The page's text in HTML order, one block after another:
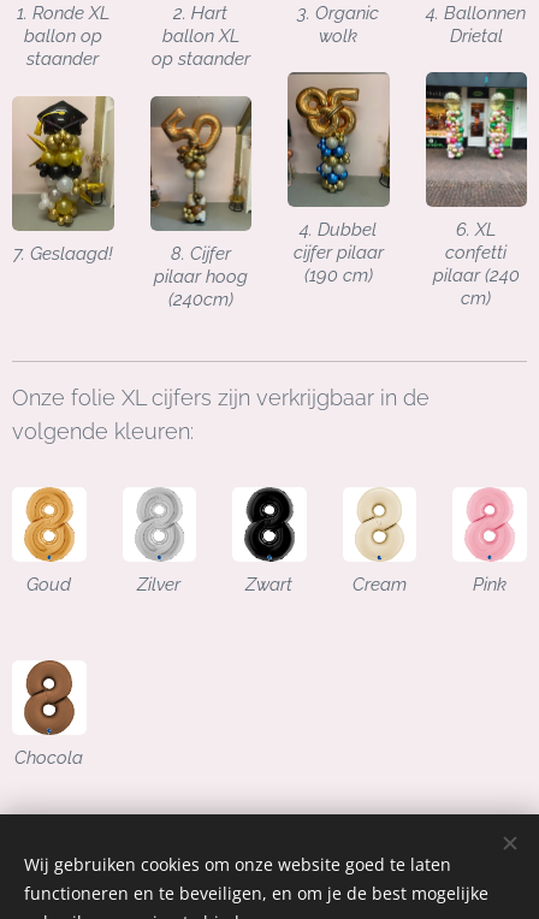
1. Ronde XL
ballon op
staander
2. Hart
ballon XL
op staander
3. Organic
wolk
4. Ballonnen
Drietal
4. Dubbel
cijfer pilaar
(190 cm)
6. XL
confetti
pilaar (240
cm)
7. Geslaagd!
8. Cijfer
pilaar hoog
(240cm)
Onze folie XL cijfers zijn verkrijgbaar in de
volgende kleuren:
Goud Zilver Zwart Cream Pink
Chocola
06 51559029
Wij gebruiken cookies om onze website goed te laten
functioneren en te beveiligen, en om je de best mogelijke